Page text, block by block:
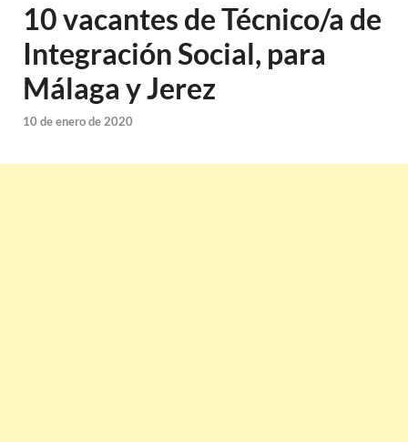
10 vacantes de Técnico/a de
Integración Social, para
Málaga y Jerez
10 de enero de 2020